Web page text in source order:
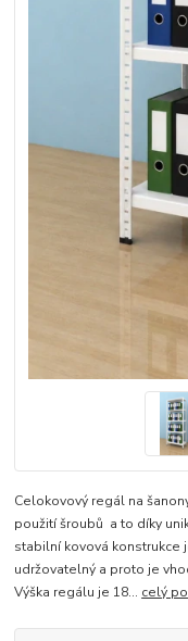
Celokovový regál na
použití šroubů a to díky
stabilní kovová konstrukce
udržovatelný a proto je
Výška regálu je 18... celý